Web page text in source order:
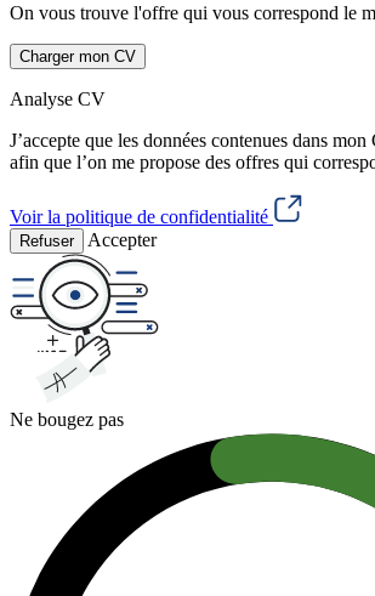
On vous trouve l'offre qui vous correspond le
Charger mon CV
Analyse CV
J’accepte que les données contenues dans
afin que l’on me propose des offres qui
Voir la politique de confidentialité
Refuser Accepter
Ne bougez pas